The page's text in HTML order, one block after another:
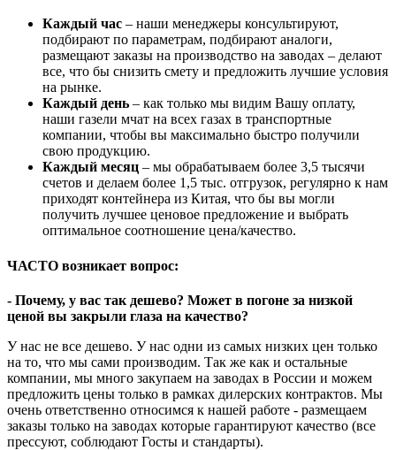
Каждый час – наши менеджеры консультируют,
подбирают по параметрам, подбирают аналоги,
размещают заказы на производство на заводах – делают
все, что бы снизить смету и предложить лучшие условия
на рынке.
Каждый день – как только мы видим Вашу оплату,
наши газели мчат на всех газах в транспортные
компании, чтобы вы максимально быстро получили
свою продукцию.
Каждый месяц – мы обрабатываем более 3,5 тысячи
счетов и делаем более 1,5 тыс. отгрузок, регулярно к нам
приходят контейнера из Китая, что бы вы могли
получить лучшее ценовое предложение и выбрать
оптимальное соотношение цена/качество.
ЧАСТО возникает вопрос:
- Почему, у вас так дешево? Может в погоне за низкой
ценой вы закрыли глаза на качество?
У нас не все дешево. У нас одни из самых низких цен только
на то, что мы сами производим. Так же как и остальные
компании, мы много закупаем на заводах в России и можем
предложить цены только в рамках дилерских контрактов. Мы
очень ответственно относимся к нашей работе - размещаем
заказы только на заводах которые гарантируют качество (все
прессуют, соблюдают Госты и стандарты).